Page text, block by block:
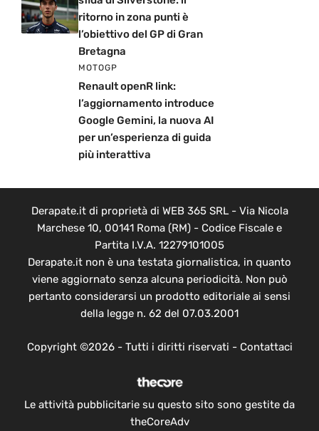
ritorno in zona punti è
l’obiettivo del GP di Gran
Bretagna
MOTOGP
Renault openR link:
l’aggiornamento introduce
Google Gemini, la nuova AI
per un’esperienza di guida
più interattiva
Derapate.it di proprietà di WEB 365 SRL - Via Nicola
Marchese 10, 00141 Roma (RM) - Codice Fiscale e
Partita I.V.A. 12279101005
Derapate.it non è una testata giornalistica, in quanto
viene aggiornato senza alcuna periodicità. Non può
pertanto considerarsi un prodotto editoriale ai sensi
della legge n. 62 del 07.03.2001
Copyright ©2026 - Tutti i diritti riservati - Contattaci
Le attività pubblicitarie su questo sito sono gestite da
theCoreAdv